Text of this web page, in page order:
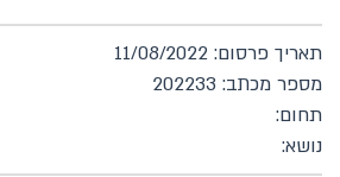
תאריך פרסום: 11/08/2022
מספר מכתב: 202233
תחום:
נושא: